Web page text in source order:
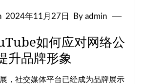
2024年11月27日 By admin
如何应对网络公
升品牌形象
，社交媒体平台已经成为品牌展示